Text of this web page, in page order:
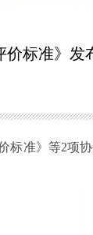
价标准》发
标准》等2项